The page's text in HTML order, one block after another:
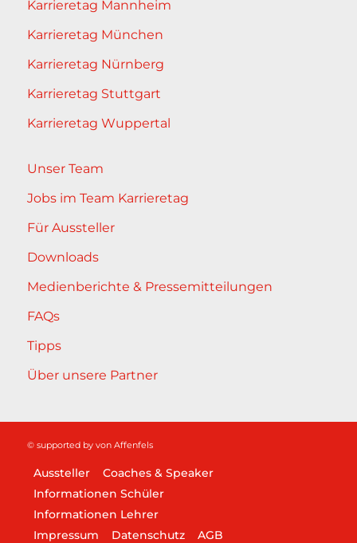
Karrieretag Mannheim
Karrieretag München
Karrieretag Nürnberg
Karrieretag Stuttgart
Karrieretag Wuppertal
Unser Team
Jobs im Team Karrieretag
Für Aussteller
Downloads
Medienberichte & Pressemitteilungen
FAQs
Tipps
Über unsere Partner
© supported by von Affenfels
Aussteller
Coaches & Speaker
Informationen Schüler
Informationen Lehrer
Impressum
Datenschutz AGB